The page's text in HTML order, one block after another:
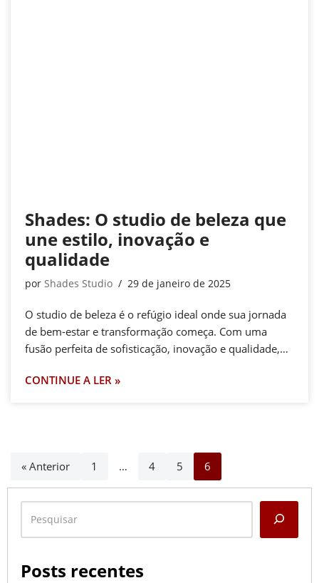
Shades: O studio de beleza que
une estilo, inovação e
qualidade
por Shades Studio 29 de janeiro de 2025
O studio de beleza é o refúgio ideal onde sua jornada
de bem-estar e transformação começa. Com uma
fusão perfeita de sofisticação, inovação e qualidade,…
CONTINUE A LER »
« Anterior 1 … 4 5 6
Posts recentes